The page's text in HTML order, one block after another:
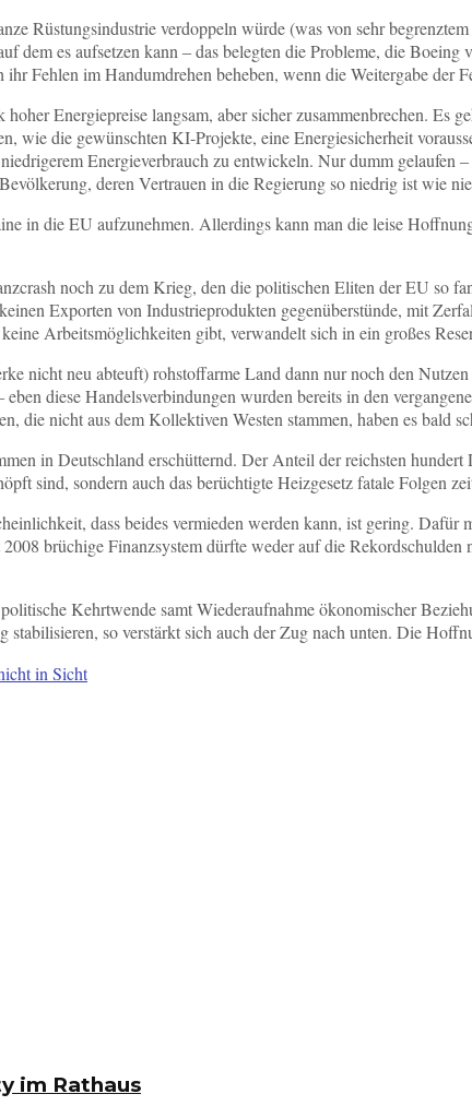
Rüstungsindustrie verdoppeln würde (was von sehr
dem es aufsetzen kann ‒ das belegten die Probleme, die
Fehlen im Handumdrehen beheben, wenn die Weitergabe der
Energiepreise langsam, aber sicher zusammenbrechen. Es
wie die gewünschten KI-Projekte, eine Energiesicherheit
Energieverbrauch zu entwickeln. Nur dumm gelaufen
deren Vertrauen in die Regierung so niedrig ist wie
in die EU aufzunehmen. Allerdings kann man die leise
noch zu dem Krieg, den die politischen Eliten der EU so
Exporten von Industrieprodukten gegenüberstünde, mit
Arbeitsmöglichkeiten gibt, verwandelt sich in ein großes
nicht neu abteuft) rohstoffarme Land dann nur noch den
diese Handelsverbindungen wurden bereits in den
die nicht aus dem Kollektiven Westen stammen, haben es bald
in Deutschland erschütternd. Der Anteil der reichsten
sind, sondern auch das berüchtigte Heizgesetz fatale Folgen
dass beides vermieden werden kann, ist gering. Dafür
brüchige Finanzsystem dürfte weder auf die Rekordschulden
Kehrtwende samt Wiederaufnahme ökonomischer
so verstärkt sich auch der Zug nach unten. Die
in Sicht
im Rathaus